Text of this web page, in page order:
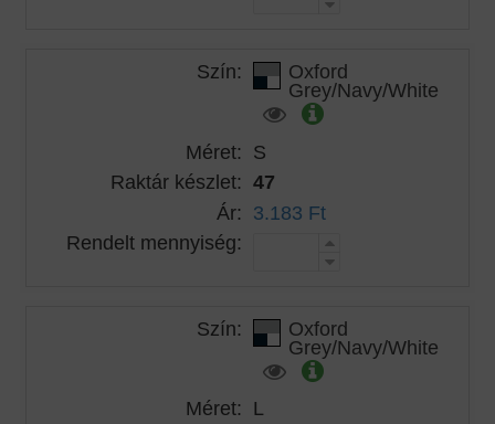
Szín: Oxford
Grey/Navy/White
Méret: S
Raktár készlet: 47
Ár: 3.183 Ft
Rendelt mennyiség:
Szín: Oxford
Grey/Navy/White
Méret: L